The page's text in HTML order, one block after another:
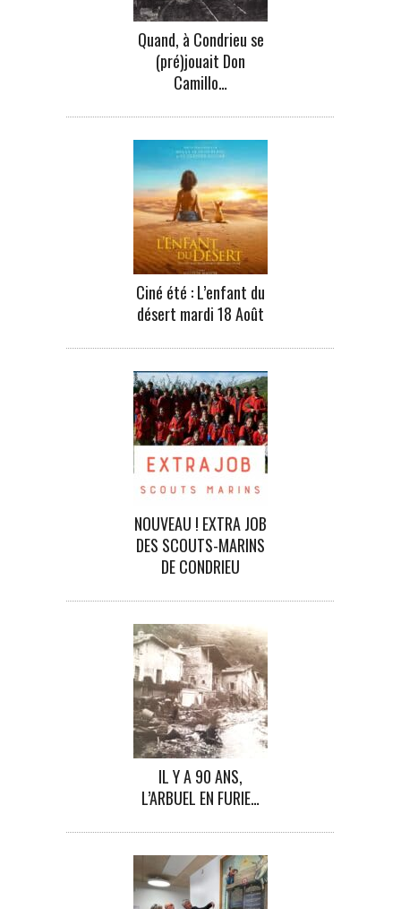
Quand, à Condrieu se
(pré)jouait Don
Camillo…
Ciné été : L’enfant du
désert mardi 18 Août
NOUVEAU ! EXTRA JOB
DES SCOUTS-MARINS
DE CONDRIEU
IL Y A 90 ANS,
L’ARBUEL EN FURIE…